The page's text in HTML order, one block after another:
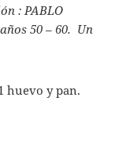
: PABLO
50 – 60. Un
huevo y pan.